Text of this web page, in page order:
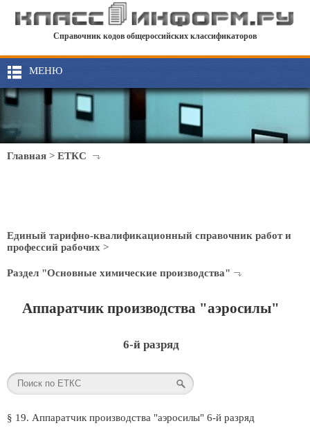
Справочник кодов общероссийских классификаторов
МЕНЮ
Главная > ЕТКС
Единый тарифно-квалификационный справочник работ и
профессий рабочих >
Раздел "Основные химические производства"
Аппаратчик производства "аэросилы"
6-й разряд
§ 19. Аппаратчик производства "аэросилы" 6-й разряд